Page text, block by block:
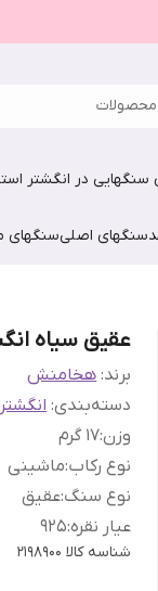
در انگشتر
سنگهای اصلیسنگهای
عقیق سیاه
برند: هخامنش
دسته‌بندی:
وزن:17 گرم
نوع رکاب:ماشینی
نوع سنگ:عقیق
عیار نقره:
925
شناسه کالا 2198900